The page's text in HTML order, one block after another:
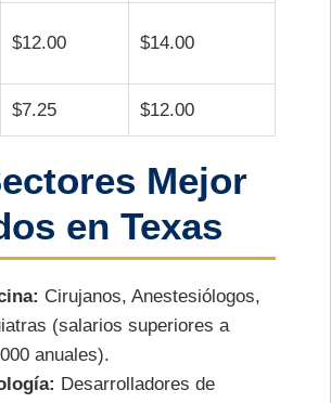
$12.00 $14.00
$7.25 $12.00
Mejor
en Texas
Cirujanos, Anestesiólogos,
(salarios superiores a
anuales).
Desarrolladores de